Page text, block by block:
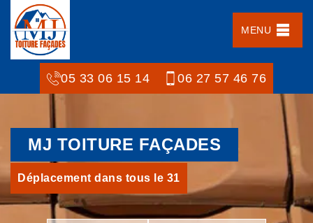
MENU
05 33 06 15 14 06 27 57 46 76
MJ TOITURE FAÇADES
Déplacement dans tous le 31